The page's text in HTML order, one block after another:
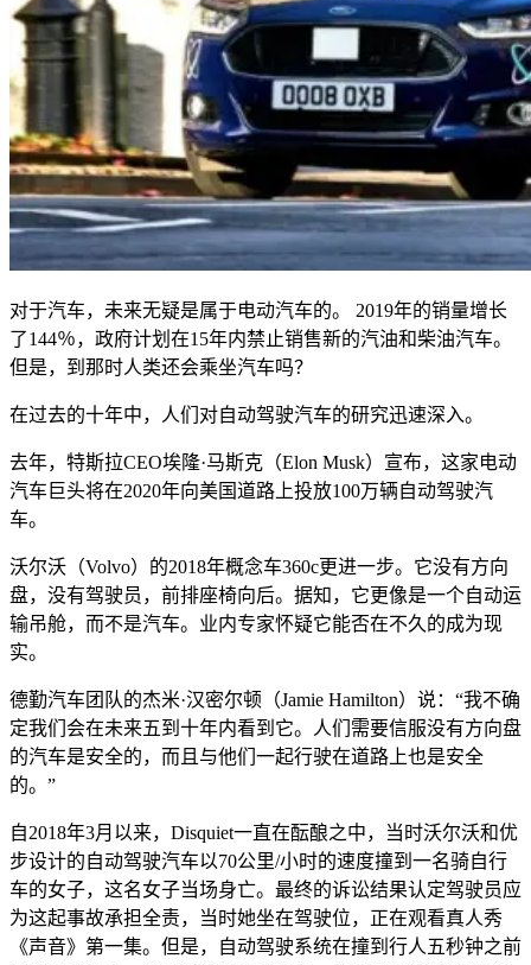
对于汽车，未来无疑是属于电动汽车的。 2019年的销量增长
了144％，政府计划在15年内禁止销售新的汽油和柴油汽车。
但是，到那时人类还会乘坐汽车吗？
在过去的十年中，人们对自动驾驶汽车的研究迅速深入。
去年，特斯拉CEO埃隆·马斯克（Elon Musk）宣布，这家电动
汽车巨头将在2020年向美国道路上投放100万辆自动驾驶汽
车。
沃尔沃（Volvo）的2018年概念车360c更进一步。它没有方向
盘，没有驾驶员，前排座椅向后。据知，它更像是一个自动运
输吊舱，而不是汽车。业内专家怀疑它能否在不久的成为现
实。
德勤汽车团队的杰米·汉密尔顿（Jamie Hamilton）说：“我不确
定我们会在未来五到十年内看到它。人们需要信服没有方向盘
的汽车是安全的，而且与他们一起行驶在道路上也是安全
的。”
自2018年3月以来，Disquiet一直在酝酿之中，当时沃尔沃和优
步设计的自动驾驶汽车以70公里/小时的速度撞到一名骑自行
车的女子，这名女子当场身亡。最终的诉讼结果认定驾驶员应
为这起事故承担全责，当时她坐在驾驶位，正在观看真人秀
《声音》第一集。但是，自动驾驶系统在撞到行人五秒钟之前